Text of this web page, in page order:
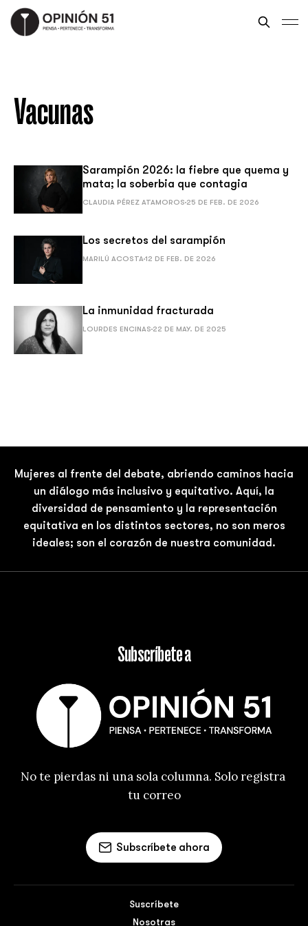
Vacunas
Sarampión 2026: la fiebre que quema y
mata; la soberbia que contagia
CLAUDIA PÉREZ ATAMOROS 25 DE FEB. DE 2026
Los secretos del sarampión
MARILÚ ACOSTA12 DE FEB. DE 2026
La inmunidad fracturada
LOURDES ENCINAS 22 DE MAY. DE 2025
Mujeres al frente del debate, abriendo caminos hacia
un diálogo más inclusivo y equitativo. Aquí, la
diversidad de pensamiento y la representación
equitativa en los distintos sectores, no son meros
ideales; son el corazón de nuestra comunidad.
Subscríbete a
No te pierdas ni una sola columna. Solo registra
tu correo
Subscríbete ahora
Suscríbete
Nosotras